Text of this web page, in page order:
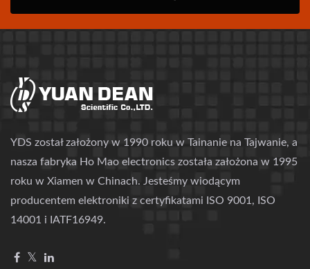
YDS został założony w 1990 roku w Tainanie na Tajwanie, a
nasza fabryka Ho Mao electronics została założona w 1995
roku w Xiamen w Chinach. Jesteśmy wiodącym
producentem elektroniki z certyfikatami ISO 9001, ISO
14001 i IATF16949.